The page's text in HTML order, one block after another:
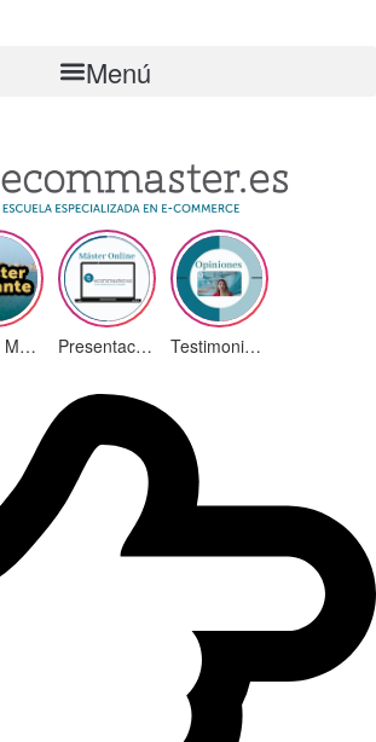
Menú
Máster Marketing Digital en Alicante Presentación ¡Nuevas Ediciones! Testimonios Alumnos